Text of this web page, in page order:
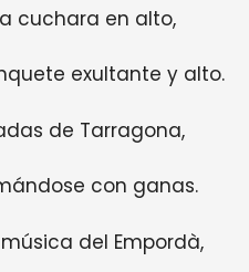
cuchara en alto,
exultante y alto.
de Tarragona,
con ganas.
del Empordà,